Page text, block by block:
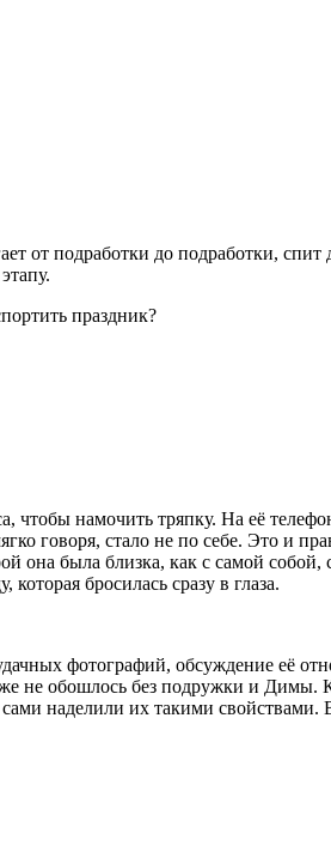
от подработки до подработки,
праздник?
чтобы намочить тряпку. На её
говоря, стало не по себе. Это и
она была близка, как с самой
бросилась сразу в глаза.
фотографий, обсуждение её
обошлось без подружки и Димы.
наделили их такими свойствами.